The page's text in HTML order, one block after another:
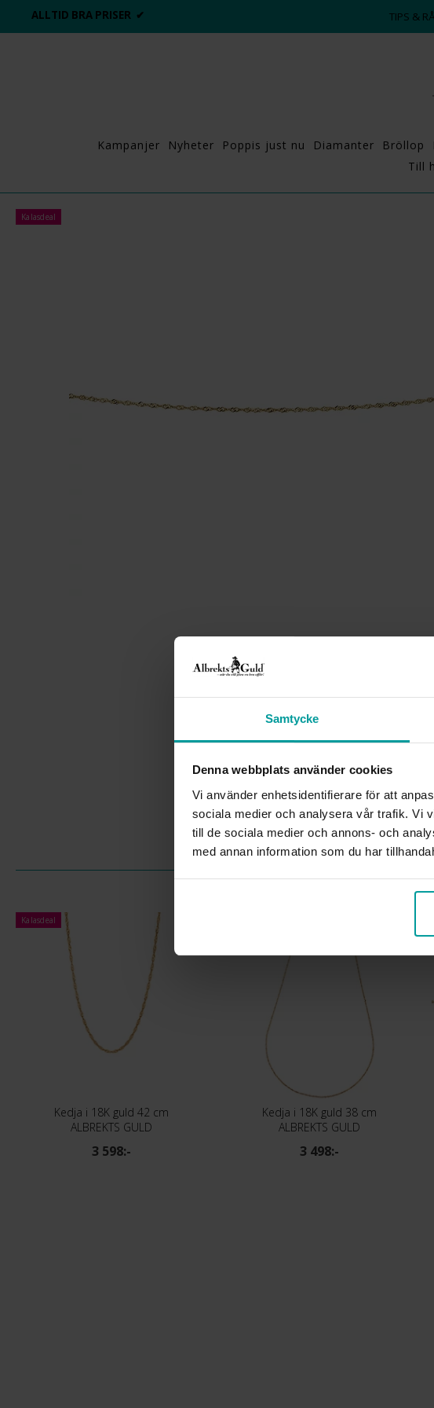
Samtycke
Denna webbplats använder cookies
Vi använder enhetsidentifierare för att
sociala medier och analysera vår trafik. Vi
till de sociala medier och annons- och
med annan information som du har
ALLTID BRA PRISER ✔ DAGS ATT
TIPS &
Kampanjer Nyheter Poppis just nu Diamanter Bröllop
Till
Kalasdeal
Kalasdeal
Kedja i 18K guld 42 cm
ALBREKTS GULD
3 598:-
Kedja i 18K guld 38 cm
ALBREKTS GULD
3 498:-